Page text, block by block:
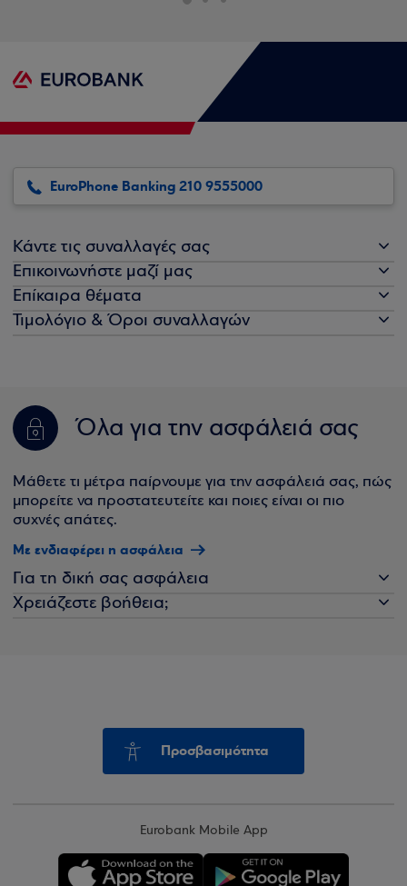
EuroPhone Banking 210 9555000
Κάντε τις συναλλαγές σας
Επικοινωνήστε μαζί μας
Επίκαιρα θέματα
Τιμολόγιο & Όροι συναλλαγών
Όλα για την ασφάλειά σας
Μάθετε τι μέτρα παίρνουμε για την ασφάλειά σας, πώς
μπορείτε να προστατευτείτε και ποιες είναι οι πιο
συχνές απάτες.
Με ενδιαφέρει η ασφάλεια
Για τη δική σας ασφάλεια
Χρειάζεστε βοήθεια;
Προσβασιμότητα
Eurobank Mobile App